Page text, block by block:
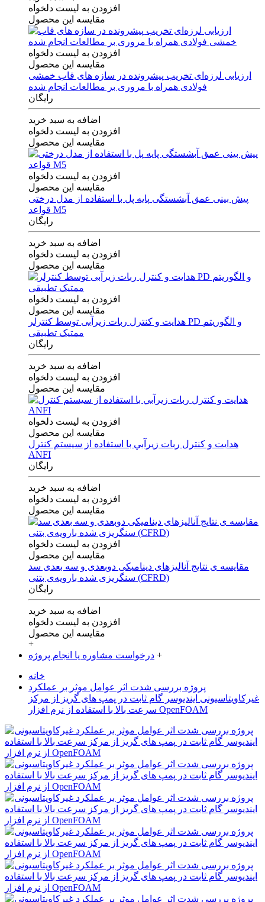
افزودن به لیست دلخواه
مقایسه این محصول
افزودن به لیست دلخواه
مقایسه این محصول
ارزیابی لرزه‌ای تخریب پیشرونده در سازه های قاب خمشی
فولادی همراه با مروری بر مطالعات انجام شده
رایگان
اضافه به سبد خرید
افزودن به لیست دلخواه
مقایسه این محصول
افزودن به لیست دلخواه
مقایسه این محصول
پیش بینی عمق آبشستگی پایه پل با استفاده از مدل درختی
قواعد M5
رایگان
اضافه به سبد خرید
افزودن به لیست دلخواه
مقایسه این محصول
افزودن به لیست دلخواه
مقایسه این محصول
هدایت و کنترل ربات زیرآبی توسط کنترلر PD و الگوریتم
ممتیک تطبیقی
رایگان
اضافه به سبد خرید
افزودن به لیست دلخواه
مقایسه این محصول
افزودن به لیست دلخواه
مقایسه این محصول
هدايت و كنترل ربات زيرآبي با استفاده از سيستم كنترل
ANFI
رایگان
اضافه به سبد خرید
افزودن به لیست دلخواه
مقایسه این محصول
افزودن به لیست دلخواه
مقایسه این محصول
مقایسه ی‌ نتایج آنالیزهای‌ دینامیکی‌ دوبعدی‌ و‌ سه بعدی‌ سد
سنگریزی‌ شده با‌رویه‌ی‌ بتنی‌ (CFRD)
رایگان
اضافه به سبد خرید
افزودن به لیست دلخواه
مقایسه این محصول
+
درخواست مشاوره یا انجام پروژه +
خانه
پروژه بررسی شدت اثر عوامل موثر بر عملکرد
غیرکاویتاسیونی ایندیوسر گام ثابت در پمپ های گریز از مرکز
سرعت بالا با استفاده از نرم افزار OpenFOAM